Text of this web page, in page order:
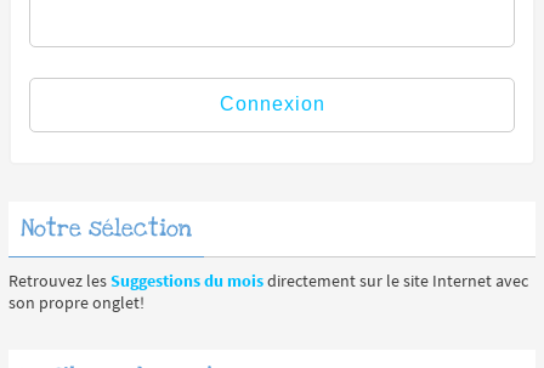
Notre sélection
Retrouvez les Suggestions du moisdirectement sur le site Internet avec
son propre onglet!